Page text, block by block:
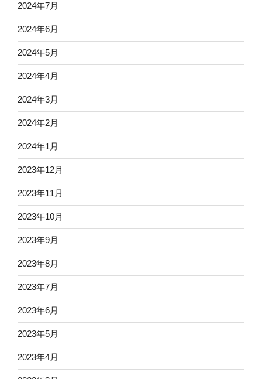
2024年7月
2024年6月
2024年5月
2024年4月
2024年3月
2024年2月
2024年1月
2023年12月
2023年11月
2023年10月
2023年9月
2023年8月
2023年7月
2023年6月
2023年5月
2023年4月